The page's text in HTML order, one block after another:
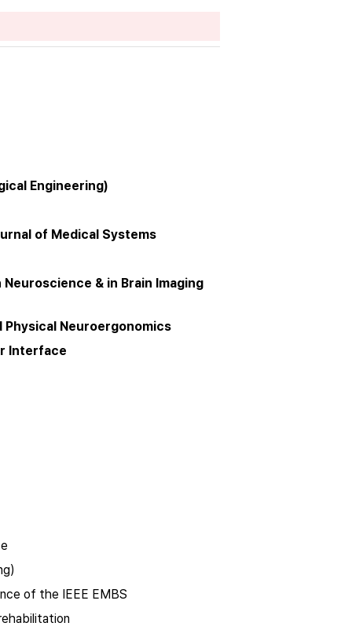
Engineering)
of Medical Systems
& in Brain Imaging
Neuroergonomics
Interface
of the IEEE EMBS